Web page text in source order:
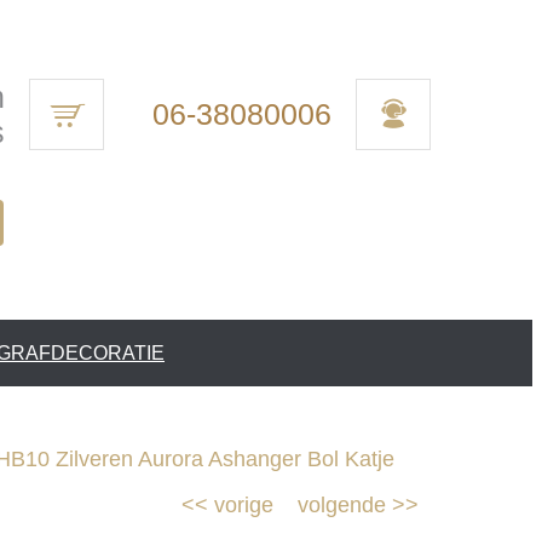
06-38080006
Zilveren Aurora Ashanger Bol Katje
volgende >>
<< vorige